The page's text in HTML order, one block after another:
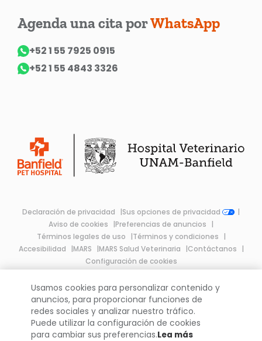
Agenda una cita porWhatsApp
+52 1 55 7925 0915
+52 1 55 4843 3326
Declaración de privacidad
Sus opciones de privacidad
Aviso de cookies
Preferencias de anuncios
Términos legales de uso
Términos y condiciones
Accesibilidad
MARS MARS Salud Veterinaria
Contáctanos
Configuración de cookies
An Affiliate of Mars, Incorporated
Aviso de Privacidad
Todos los derechos reservados
2019 UNAM - Banfield®
Usamos cookies para personalizar contenido y
anuncios, para proporcionar funciones de
redes sociales y analizar nuestro tráfico.
Puede utilizar la configuración de cookies
para cambiar sus preferencias.Lea más